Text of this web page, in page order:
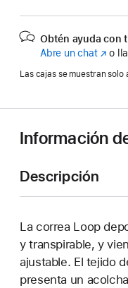
Obtén ayuda con
Abre un chat(Se
abre
o
Las cajas se muestran solo
Información
Descripción
La correa Loop
y transpirable, y
ajustable. El tejido
presenta un